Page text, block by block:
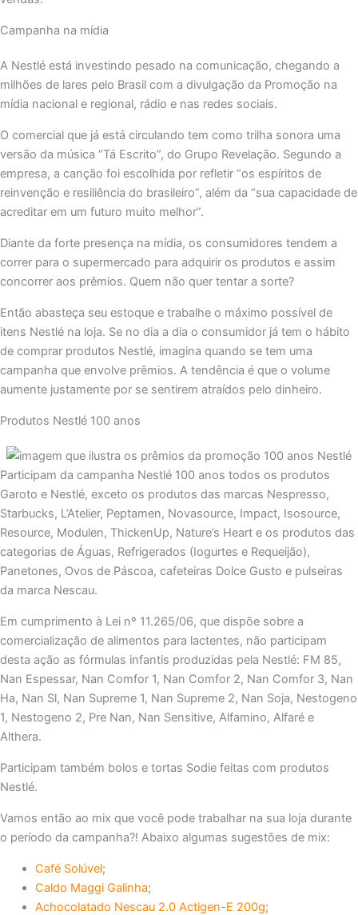
Campanha na mídia
A Nestlé está investindo pesado na comunicação, chegando a
milhões de lares pelo Brasil com a divulgação da Promoção na
mídia nacional e regional, rádio e nas redes sociais.
O comercial que já está circulando tem como trilha sonora uma
versão da música “Tá Escrito”, do Grupo Revelação. Segundo a
empresa, a canção foi escolhida por refletir “os espíritos de
reinvenção e resiliência do brasileiro”, além da “sua capacidade de
acreditar em um futuro muito melhor”.
Diante da forte presença na mídia, os consumidores tendem a
correr para o supermercado para adquirir os produtos e assim
concorrer aos prêmios. Quem não quer tentar a sorte?
Então abasteça seu estoque e trabalhe o máximo possível de
itens Nestlé na loja. Se no dia a dia o consumidor já tem o hábito
de comprar produtos Nestlé, imagina quando se tem uma
campanha que envolve prêmios. A tendência é que o volume
aumente justamente por se sentirem atraídos pelo dinheiro.
Produtos Nestlé 100 anos
Participam da campanha Nestlé 100 anos todos os produtos
Garoto e Nestlé, exceto os produtos das marcas Nespresso,
Starbucks, L’Atelier, Peptamen, Novasource, Impact, Isosource,
Resource, Modulen, ThickenUp, Nature’s Heart e os produtos das
categorias de Águas, Refrigerados (Iogurtes e Requeijão),
Panetones, Ovos de Páscoa, cafeteiras Dolce Gusto e pulseiras
da marca Nescau.
Em cumprimento à Lei nº 11.265/06, que dispõe sobre a
comercialização de alimentos para lactentes, não participam
desta ação as fórmulas infantis produzidas pela Nestlé: FM 85,
Nan Espessar, Nan Comfor 1, Nan Comfor 2, Nan Comfor 3, Nan
Ha, Nan Sl, Nan Supreme 1, Nan Supreme 2, Nan Soja, Nestogeno
1, Nestogeno 2, Pre Nan, Nan Sensitive, Alfamino, Alfaré e
Althera.
Participam também bolos e tortas Sodie feitas com produtos
Nestlé.
Vamos então ao mix que você pode trabalhar na sua loja durante
o período da campanha?! Abaixo algumas sugestões de mix:
Café Solúvel;
Caldo Maggi Galinha;
Achocolatado Nescau 2.0 Actigen-E 200g;